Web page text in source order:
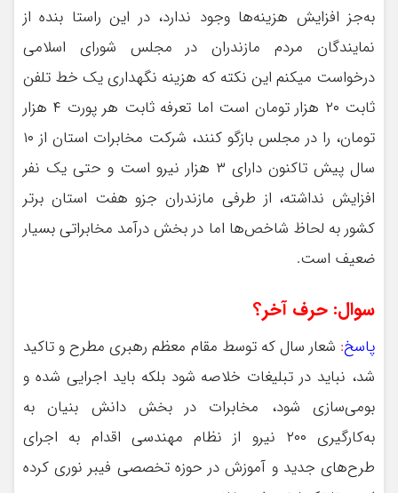
به‌جز افزایش هزینه‌ها وجود ندارد، در این راستا بنده از
نمایندگان مردم مازندران در مجلس شورای اسلامی
درخواست میکنم این نکته که هزینه نگهداری یک خط تلفن
ثابت ۲۰ هزار تومان است اما تعرفه ثابت هر پورت ۴ هزار
تومان، را در مجلس بازگو کنند، شرکت مخابرات استان از ۱۰
سال پیش تاکنون دارای ۳ هزار نیرو است و حتی یک نفر
افزایش نداشته، از طرفی مازندران جزو هفت استان برتر
کشور به لحاظ شاخص‌ها اما در بخش درآمد مخابراتی بسیار
ضعیف است.
سوال: حرف آخر؟
پاسخ: شعار سال که توسط مقام معظم رهبری مطرح و تاکید
شد، نباید در تبلیغات خلاصه شود بلکه باید اجرایی شده و
بومی‌سازی شود، مخابرات در بخش دانش بنیان به
به‌کارگیری ۲۰۰ نیرو از نظام مهندسی اقدام به اجرای
طرح‌های جدید و آموزش در حوزه تخصصی فیبر نوری کرده